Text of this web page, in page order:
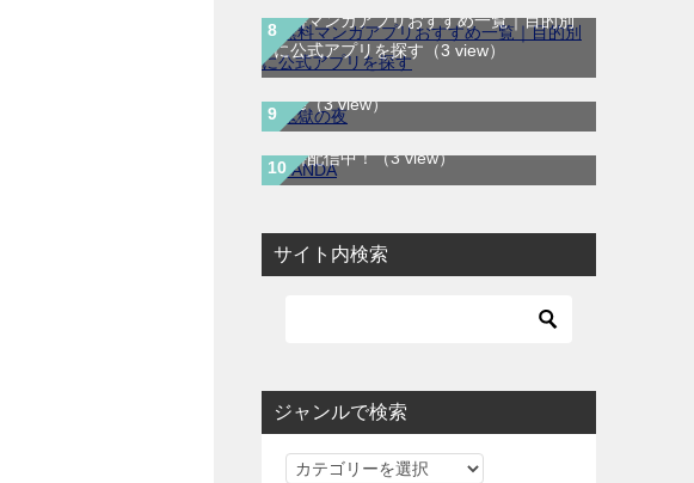
無料マンガアプリおすすめ一覧｜目的別
に公式アプリを探す （3 view）
鬼獄の夜｜全14巻完結！最終話まで全話
無料で読める公式マンガアプリ＿マンガ
Mee（3 view）
SANDA｜最新刊第3巻！マンガBANGで
無料配信中！（3 view）
サイト内検索
ジャンルで検索
ジ